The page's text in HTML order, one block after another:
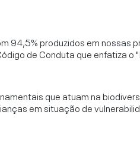
94,5% produzidos em nossas
de Conduta que enfatiza o
que atuam na
em situação de